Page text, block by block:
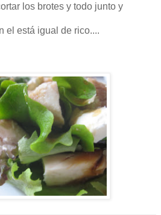
los brotes y todo junto y
el está igual de rico....